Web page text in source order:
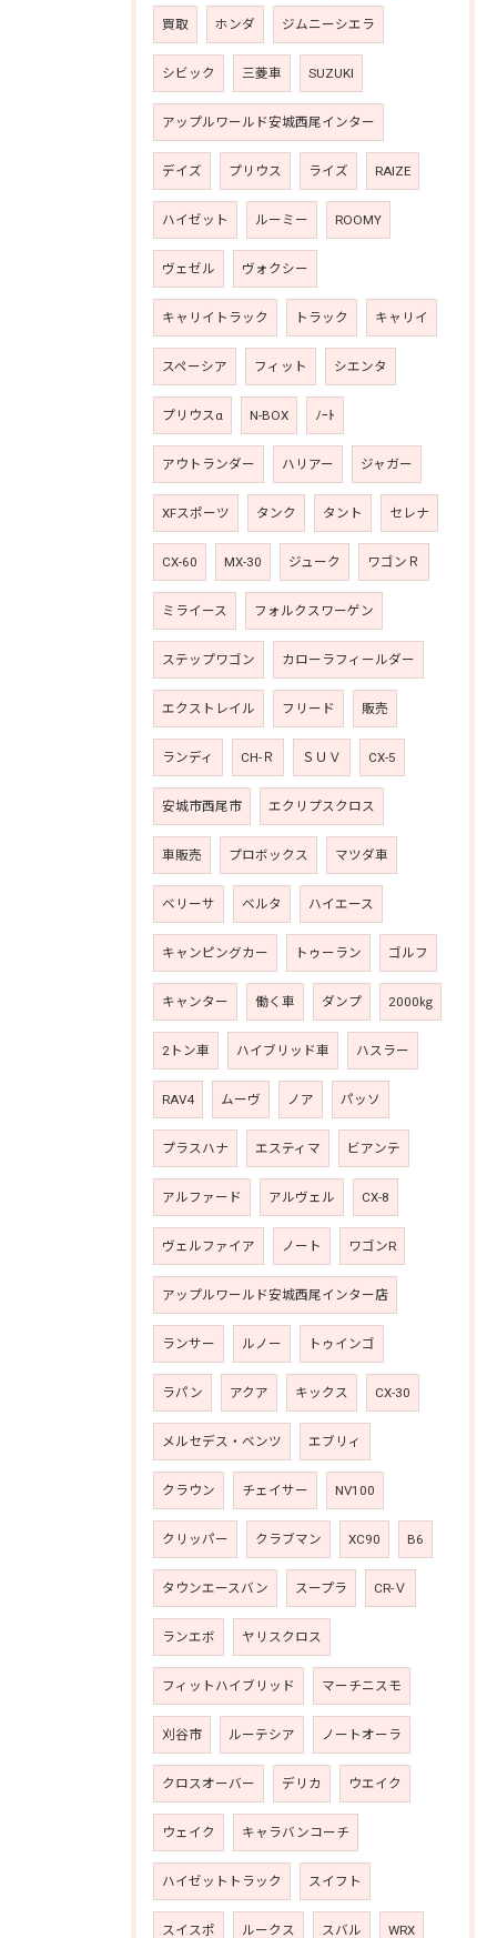
買取 ホンダ ジムニーシエラ
シビック 三菱車 SUZUKI
アップルワールド安城西尾インター
デイズ プリウス ライズ RAIZE
ハイゼット ルーミー ROOMY
ヴェゼル ヴォクシー
キャリイトラック トラック キャリイ
スペーシア フィット シエンタ
プリウスα N-BOX ﾉｰﾄ
アウトランダー ハリアー ジャガー
XFスポーツ タンク タント セレナ
CX-60 MX-30 ジューク ワゴンＲ
ミライース フォルクスワーゲン
ステップワゴン カローラフィールダー
エクストレイル フリード 販売
ランディ CH-Ｒ ＳＵＶ CX-5
安城市西尾市 エクリプスクロス
車販売 プロボックス マツダ車
ベリーサ ベルタ ハイエース
キャンピングカー トゥーラン ゴルフ
キャンター 働く車 ダンプ 2000㎏
2トン車 ハイブリッド車 ハスラー
RAV4 ムーヴ ノア パッソ
プラスハナ エスティマ ビアンテ
アルファード アルヴェル CX-8
ヴェルファイア ノート ワゴンR
アップルワールド安城西尾インター店
ランサー ルノー トゥインゴ
ラパン アクア キックス CX-30
メルセデス・ベンツ エブリィ
クラウン チェイサー NV100
クリッパー クラブマン XC90 B6
タウンエースバン スープラ CR-Ｖ
ランエボ ヤリスクロス
フィットハイブリッド マーチニスモ
刈谷市 ルーテシア ノートオーラ
クロスオーバー デリカ ウエイク
ウェイク キャラバンコーチ
ハイゼットトラック スイフト
スイスポ ルークス スバル WRX